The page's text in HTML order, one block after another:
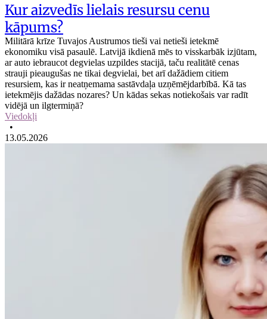
Kur aizvedīs lielais resursu cenu
kāpums?
Militārā krīze Tuvajos Austrumos tieši vai netieši ietekmē
ekonomiku visā pasaulē. Latvijā ikdienā mēs to visskarbāk izjūtam,
ar auto iebraucot degvielas uzpildes stacijā, taču realitātē cenas
strauji pieaugušas ne tikai degvielai, bet arī dažādiem citiem
resursiem, kas ir neatņemama sastāvdaļa uzņēmējdarbībā. Kā tas
ietekmējis dažādas nozares? Un kādas sekas notiekošais var radīt
vidējā un ilgtermiņā?
Viedokļi
•
13.05.2026